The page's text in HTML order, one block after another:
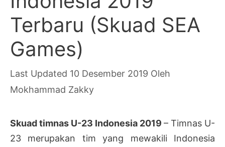
Terbaru (Skuad SEA
Games)
10 Desember 2019 Oleh
Mokhammad Zakky
Skuad timnas U-23 Indonesia 2019 – Timnas U-
23 merupakan tim yang mewakili Indonesia